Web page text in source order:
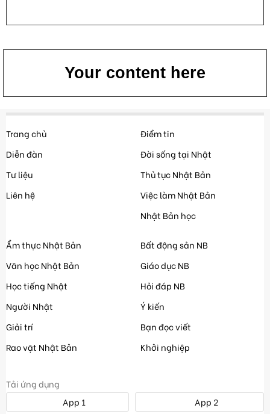
Your content here
Trang chủ
Diễn đàn
Tư liệu
Liên hệ
Điểm tin
Đời sống tại Nhật
Thủ tục Nhật Bản
Việc làm Nhật Bản
Nhật Bản học
Ẩm thực Nhật Bản
Văn học Nhật Bản
Học tiếng Nhật
Người Nhật
Giải trí
Rao vặt Nhật Bản
Bất động sản NB
Giáo dục NB
Hỏi đáp NB
Ý kiến
Bạn đọc viết
Khởi nghiệp
Tải ứng dụng
App 1
App 2